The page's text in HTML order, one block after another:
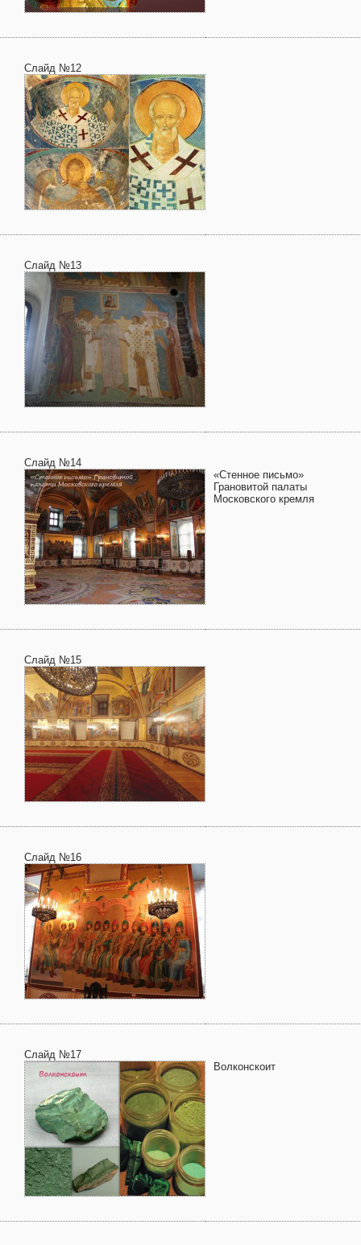
Слайд №12
Слайд №13
Слайд №14
«Стенное письмо»
Грановитой палаты
Московского кремля
Слайд №15
Слайд №16
Слайд №17
Волконскоит